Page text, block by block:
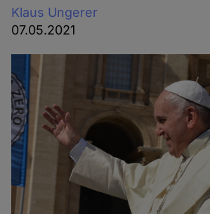
Klaus Ungerer
07.05.2021